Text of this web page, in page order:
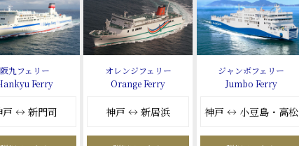
阪九フェリー
Ferry
戸 ↔ 新門司
オレンジフェリー
Orange Ferry
神戸 ↔ 新居浜
ジャンボフェリー
Jumbo Ferry
神戸 ↔ 小豆島・高松